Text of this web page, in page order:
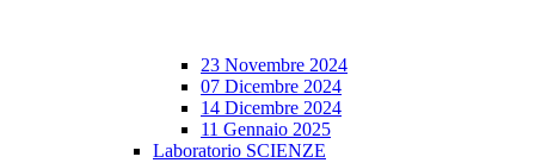
23 Novembre 2024
07 Dicembre 2024
14 Dicembre 2024
11 Gennaio 2025
Laboratorio SCIENZE